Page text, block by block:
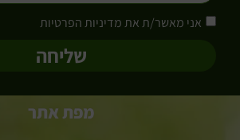
אני מאשר/ת את מדיניות הפרטיות
שליחה
מפת אתר